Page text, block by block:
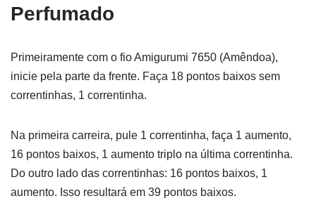
Perfumado
Primeiramente com o fio Amigurumi 7650 (Amêndoa),
inicie pela parte da frente. Faça 18 pontos baixos sem
correntinhas, 1 correntinha.
Na primeira carreira, pule 1 correntinha, faça 1 aumento,
16 pontos baixos, 1 aumento triplo na última correntinha.
Do outro lado das correntinhas: 16 pontos baixos, 1
aumento. Isso resultará em 39 pontos baixos.